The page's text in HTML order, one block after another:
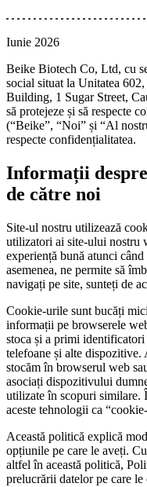
Iunie 2026
Beike Biotech Co, Ltd, cu
social situat la Unitatea
Building, 1 Sugar Street,
să protejeze și să respecte
(“Beike”, “Noi” și “Al
respecte confidențialitatea.
Informații
de către noi
Site-ul nostru utilizează
utilizatori ai site-ului nostru
experiență bună atunci
asemenea, ne permite să
navigați pe site, sunteți de
Cookie-urile sunt bucăți
informații pe browserele
stoca și a primi
telefoane și alte
stocăm în browserul web
asociați dispozitivului
utilizate în scopuri similare.
aceste tehnologii ca
Această politică explică
opțiunile pe care le aveți.
altfel în această politică,
prelucrării datelor pe care